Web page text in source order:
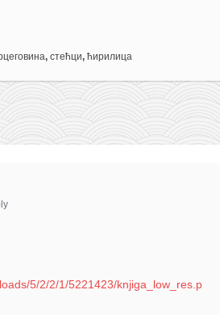
, стећци, ћирилица
5/2/2/1/5221423/knjiga_low_res.p